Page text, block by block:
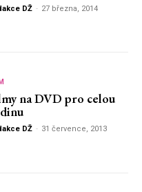
DŽ - 27 března, 2014
na DVD pro celou
DŽ - 31 července, 2013